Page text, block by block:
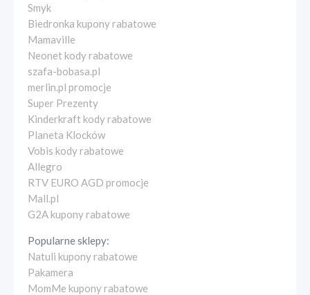
Smyk
Biedronka kupony rabatowe
Mamaville
Neonet kody rabatowe
szafa-bobasa.pl
merlin.pl promocje
Super Prezenty
Kinderkraft kody rabatowe
Planeta Klocków
Vobis kody rabatowe
Allegro
RTV EURO AGD promocje
Mall.pl
G2A kupony rabatowe
Popularne sklepy:
Natuli kupony rabatowe
Pakamera
MomMe kupony rabatowe